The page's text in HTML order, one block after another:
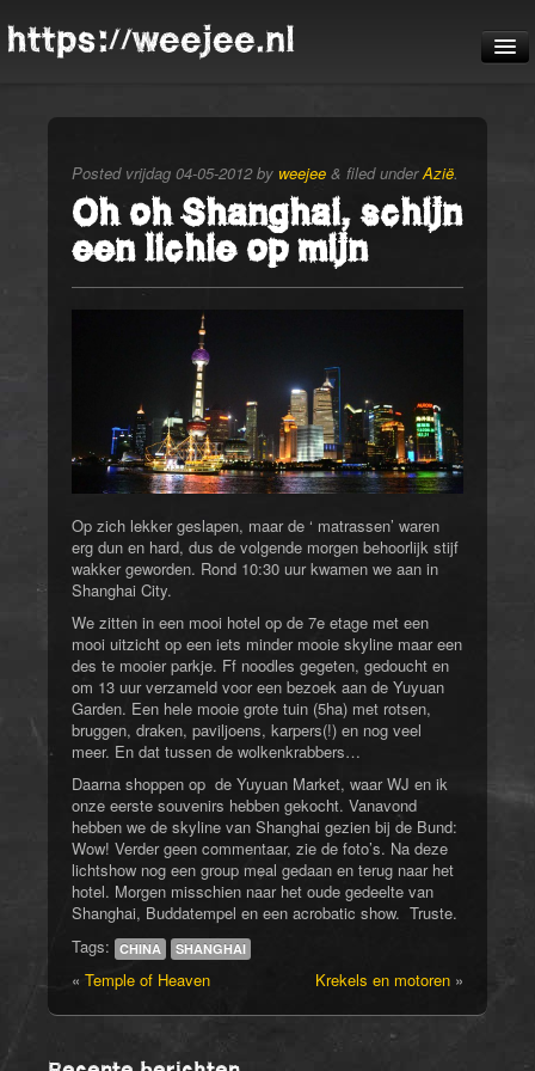
https://weejee.nl
Pheauteaux
De route
Posted vrijdag 04-05-2012by weejee & filed underAzië.
Oh oh Shanghai, schijn
een lichie op mijn
Op zich lekker geslapen, maar de ‘ matrassen’ waren
erg dun en hard, dus de volgende morgen behoorlijk stijf
wakker geworden. Rond 10:30 uur kwamen we aan in
Shanghai City.
We zitten in een mooi hotel op de 7e etage met een
mooi uitzicht op een iets minder mooie skyline maar een
des te mooier parkje. Ff noodles gegeten, gedoucht en
om 13 uur verzameld voor een bezoek aan de Yuyuan
Garden. Een hele mooie grote tuin (5ha) met rotsen,
bruggen, draken, paviljoens, karpers(!) en nog veel
meer. En dat tussen de wolkenkrabbers…
Daarna shoppen op de Yuyuan Market, waar WJ en ik
onze eerste souvenirs hebben gekocht. Vanavond
hebben we de skyline van Shanghai gezien bij de Bund:
Wow! Verder geen commentaar, zie de foto’s. Na deze
lichtshow nog een group meal gedaan en terug naar het
hotel. Morgen misschien naar het oude gedeelte van
Shanghai, Buddatempel en een acrobatic show. Truste.
Tags: CHINA SHANGHAI
« Temple of Heaven Krekels en motoren »